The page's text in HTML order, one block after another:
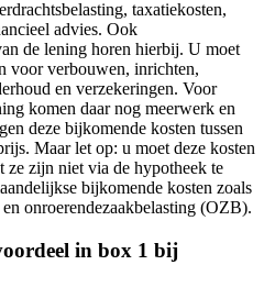
taxatiekosten,
advies. Ook
de lening horen hierbij. U moet
voor verbouwen, inrichten,
en verzekeringen. Voor
komen daar nog meerwerk en
deze bijkomende kosten tussen
Maar let op: u moet deze kosten
ze zijn niet via de hypotheek te
bijkomende kosten zoals
onroerendezaakbelasting (OZB).
in box 1 bij